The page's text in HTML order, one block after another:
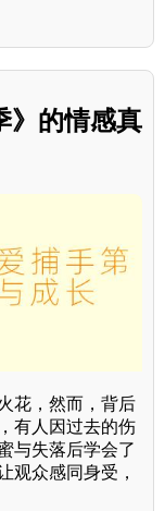
》的情感真
花，然而，背后
有人因过去的伤
与失落后学会了
观众感同身受，